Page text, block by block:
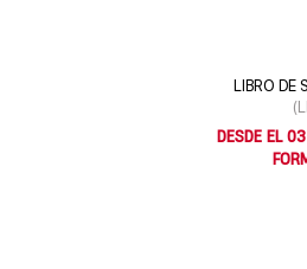
LIBRO DE
DESDE EL